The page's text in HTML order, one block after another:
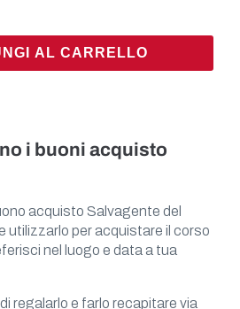
AL CARRELLO
i buoni acquisto
acquisto Salvagente del
utilizzarlo per acquistare il corso
nel luogo e data a tua
regalarlo e farlo recapitare via